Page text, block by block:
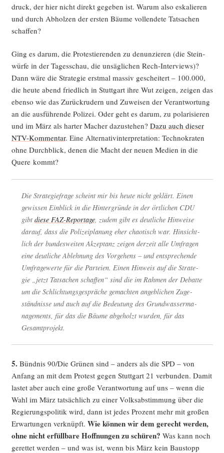
druck, der hier nicht direkt gege­ben ist. War­um also eska­lie­ren
und durch Abhol­zen der ers­ten Bäu­me voll­ende­te Tat­sa­chen
schaffen?
Ging es dar­um, die Pro­tes­tie­ren­den zu denun­zie­ren (die Stein­
wür­fe in der Tages­schau, die unsäg­li­chen Rech-Inter­views)?
Dann wäre die Stra­te­gie erst­mal mas­siv geschei­tert – 100.000,
die heu­te abend fried­lich in Stutt­gart ihre Wut zei­gen, zei­gen das
eben­so wie das Zurück­ru­dern und Zuwei­sen der Ver­ant­wor­tung
an die aus­füh­ren­de Poli­zei. Oder geht es dar­um, zu pola­ri­sie­ren
und im März als har­ter Macher dazu­ste­hen? Dazu auch die­ser
NTV-Kom­men­tar. Eine Alter­na­tiv­in­ter­pre­ta­ti­on: Tech­no­kra­ten
ohne Durch­blick, denen die Macht der neu­en Medi­en in die
Que­re kommt?
Die Stra­te­gie­fra­ge scheint mir bis heu­te nicht geklärt. Einen
gewis­sen Ein­blick in die Hin­ter­grün­de in der ört­li­chen CDU
gibt die­se FAZ-Repor­ta­ge, zudem gibt es deut­li­che Hin­wei­se
dar­auf, dass die Poli­zei­pla­nung eher chao­tisch war. Hin­sicht­
lich der bun­des­wei­ten Akzep­tanz zei­gen der­zeit alle Umfra­gen
eine deut­li­che Ableh­nung des Vor­ge­hens – und ent­spre­chen­de
Umfra­ge­wer­te für die Par­tei­en. Einen Hin­weis auf die Stra­te­
gie „jetzt Tat­sa­chen schaf­fen“ sind die im Rah­men der Debat­te
um die Schlich­tungs­ge­sprä­che gemach­ten angeb­li­chen Zuge­
ständ­nis­se und auch auf die Bedeu­tung des Grund­was­ser­ma­
nage­ments, für das die Bäu­me abge­holzt wur­den, für das
Gesamtprojekt.
5. Bünd­nis 90/Die Grü­nen sind – anders als die SPD – von
Anfang an mit dem Pro­test gegen Stutt­gart 21 ver­bun­den. Damit
las­tet aber auch eine gro­ße Ver­ant­wor­tung auf uns – wenn die
Wahl im März tat­säch­lich zu einer Volks­ab­stim­mung über die
Regie­rungs­po­li­tik wird, dann ist jedes Pro­zent mehr mit gro­ßen
Erwar­tun­gen ver­knüpft. Wie kön­nen wir dem gerecht wer­den,
ohne nicht erfüll­ba­re Hoff­nun­gen zu schü­ren? Was kann noch
geret­tet wer­den – und was ist, wenn bis März kein Bau­stopp